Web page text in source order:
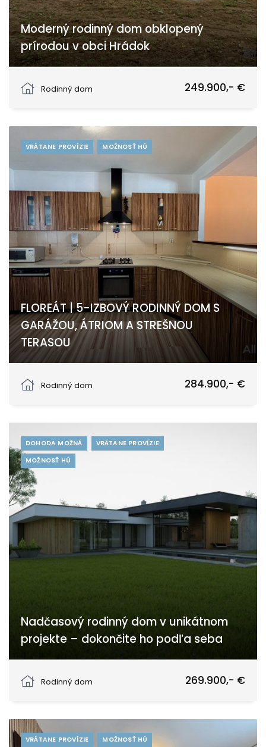
Moderný rodinný dom obklopený
prírodou v obci Hrádok
Rodinný dom
249.900,- €
VRÁTANE PROVÍZIE MOŽNOSŤ HÚ
FLOREÁT | 5-IZBOVÝ RODINNÝ DOM S
GARÁŽOU, ÁTRIOM A STREŠNOU
TERASOU
Rodinný dom
284.900,- €
DOHODA MOŽNÁ
VRÁTANE PROVÍZIE
MOŽNOSŤ HÚ
Nadčasový rodinný dom v unikátnom
projekte – dokončite ho podľa seba
Rodinný dom
269.900,- €
VRÁTANE PROVÍZIE MOŽNOSŤ HÚ